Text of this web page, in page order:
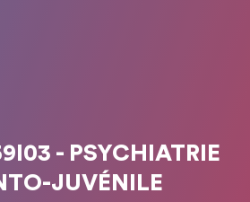
- PSYCHIATRIE
JUVÉNILE